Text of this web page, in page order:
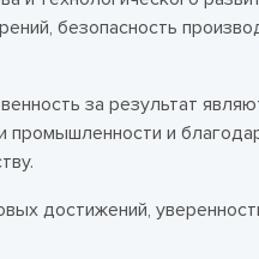
безопасность
за результат
промышленности и
достижений,